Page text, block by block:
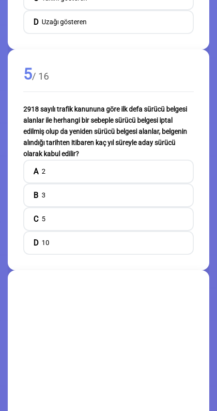
D Uzağı gösteren
5/ 16
2918 sayılı trafik kanununa göre ilk defa sürücü belgesi
alanlar ile herhangi bir sebeple sürücü belgesi iptal
edilmiş olup da yeniden sürücü belgesi alanlar, belgenin
alındığı tarihten itibaren kaç yıl süreyle aday sürücü
olarak kabul edilir?
A 2
B 3
C 5
D 10